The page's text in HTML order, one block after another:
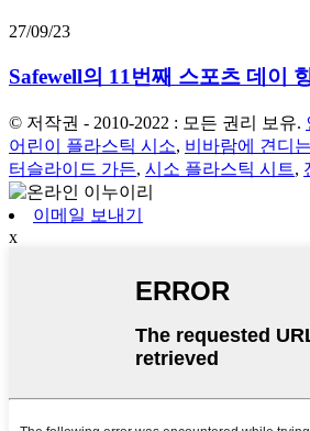
27/09/23
Safewell의 11번째 스포츠 데이
© 저작권 - 2010-2022 : 모든 권리 보유.
어린이 플라스틱 시소, 비바람에 견디
터슬라이드 가든, 시소 플라스틱 시트,
이메일 보내기
x